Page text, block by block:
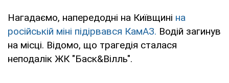
Нагадаємо, напередодні на Київщині на
російській міні підірвався КамАЗ. Водій загинув
на місці. Відомо, що трагедія сталася
неподалік ЖК "Баск&Вілль".